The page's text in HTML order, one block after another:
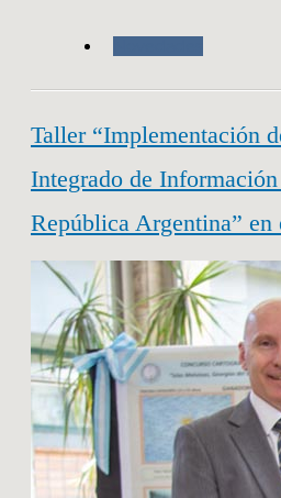
Taller “Implementación
Integrado de
República Argentina”